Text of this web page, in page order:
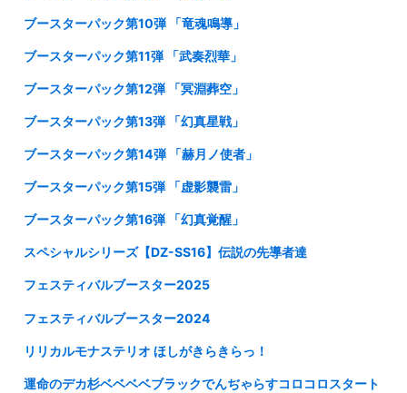
ブースターパック第10弾 「竜魂鳴導」
ブースターパック第11弾 「武奏烈華」
ブースターパック第12弾 「冥淵葬空」
ブースターパック第13弾 「幻真星戦」
ブースターパック第14弾 「赫月ノ使者」
ブースターパック第15弾 「虚影襲雷」
ブースターパック第16弾 「幻真覚醒」
スペシャルシリーズ【DZ-SS16】伝説の先導者達
フェスティバルブースター2025
フェスティバルブースター2024
リリカルモナステリオ ほしがきらきらっ！
運命のデカ杉ベベベベブラックでんぢゃらすコロコロスタート